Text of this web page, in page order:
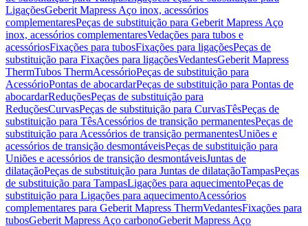
LigaçõesGeberit Mapress Aço inox, acessórios
complementaresPeças de substituição para Geberit Mapress Aço
inox, acessórios complementaresVedações para tubos e
acessóriosFixações para tubosFixações para ligaçõesPeças de
substituição para Fixações para ligaçõesVedantesGeberit Mapress
ThermTubos ThermAcessórioPeças de substituição para
AcessórioPontas de abocardarPeças de substituição para Pontas de
abocardarReduçõesPeças de substituição para
ReduçõesCurvasPeças de substituição para CurvasTêsPeças de
substituição para TêsAcessórios de transição permanentesPeças de
substituição para Acessórios de transição permanentesUniões e
acessórios de transição desmontáveisPeças de substituição para
Uniões e acessórios de transição desmontáveisJuntas de
dilataçãoPeças de substituição para Juntas de dilataçãoTampasPeças
de substituição para TampasLigações para aquecimentoPeças de
substituição para Ligações para aquecimentoAcessórios
complementares para Geberit Mapress ThermVedantesFixações para
tubosGeberit Mapress Aço carbonoGeberit Mapress Aço